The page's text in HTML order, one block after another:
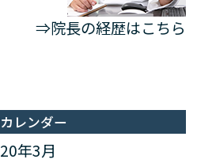
⇒院長の経歴はこちら
レンダー
年3月